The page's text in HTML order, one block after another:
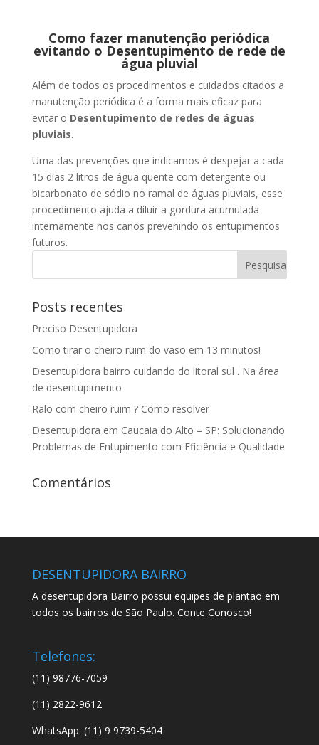
Como fazer manutenção periódica
evitando o Desentupimento de rede de
água pluvial
Além de todos os procedimentos e cuidados citados a
manutenção periódica é a forma mais eficaz para
evitar o Desentupimento de redes de águas
pluviais.
Uma das prevenções que indicamos é despejar a cada
15 dias 2 litros de água quente com detergente ou
bicarbonato de sódio no ramal de águas pluviais, esse
procedimento ajuda a diluir a gordura acumulada
internamente nos canos prevenindo os entupimentos
futuros.
Posts recentes
Preciso Desentupidora
Como tirar o cheiro ruim do vaso em 13 minutos!
Desentupidora bairro cuidando do litoral sul . Na área
de desentupimento
Ralo com cheiro ruim ? Como resolver
Desentupidora em Caucaia do Alto – SP: Solucionando
Problemas de Entupimento com Eficiência e Qualidade
Comentários
DESENTUPIDORA BAIRRO
A desentupidora Bairro possui equipes de plantão em
todos os bairros de São Paulo. Conte Conosco!
Telefones:
(11) 98776-7059
(11) 2822-9612
WhatsApp: (11) 9 9739-5404